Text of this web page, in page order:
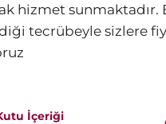
hizmet
tecrübeyle sizlere
İçeriği